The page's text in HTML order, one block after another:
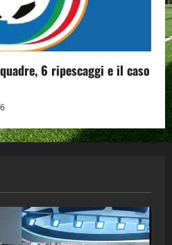
6 ripescaggi e il caso